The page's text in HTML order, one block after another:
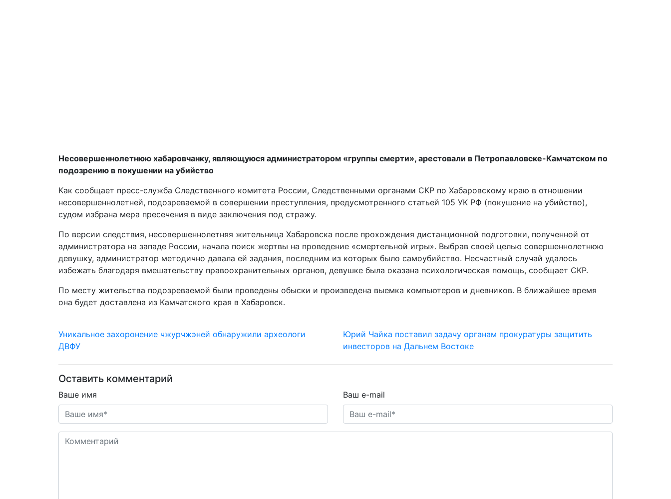
Несовершеннолетнюю хабаровчанку, являющуюся администратором «группы смерти», арестовали в Петропавловске-Камчатском по
подозрению в покушении на убийство
Как сообщает пресс-служба Следственного комитета России, Следственными органами СКР по Хабаровскому краю в отношении
несовершеннолетней, подозреваемой в совершении преступления, предусмотренного статьей 105 УК РФ (покушение на убийство),
судом избрана мера пресечения в виде заключения под стражу.
По версии следствия, несовершеннолетняя жительница Хабаровска после прохождения дистанционной подготовки, полученной от
администратора на западе России, начала поиск жертвы на проведение «смертельной игры». Выбрав своей целью совершеннолетнюю
девушку, администратор методично давала ей задания, последним из которых было самоубийство. Несчастный случай удалось
избежать благодаря вмешательству правоохранительных органов, девушке была оказана психологическая помощь, сообщает СКР.
По месту жительства подозреваемой были проведены обыски и произведена выемка компьютеров и дневников. В ближайшее время
она будет доставлена из Камчатского края в Хабаровск.
Уникальное захоронение чжурчжэней обнаружили археологи
ДВФУ
Юрий Чайка поставил задачу органам прокуратуры защитить
инвесторов на Дальнем Востоке
Оставить комментарий
Ваше имя Ваш e-mail